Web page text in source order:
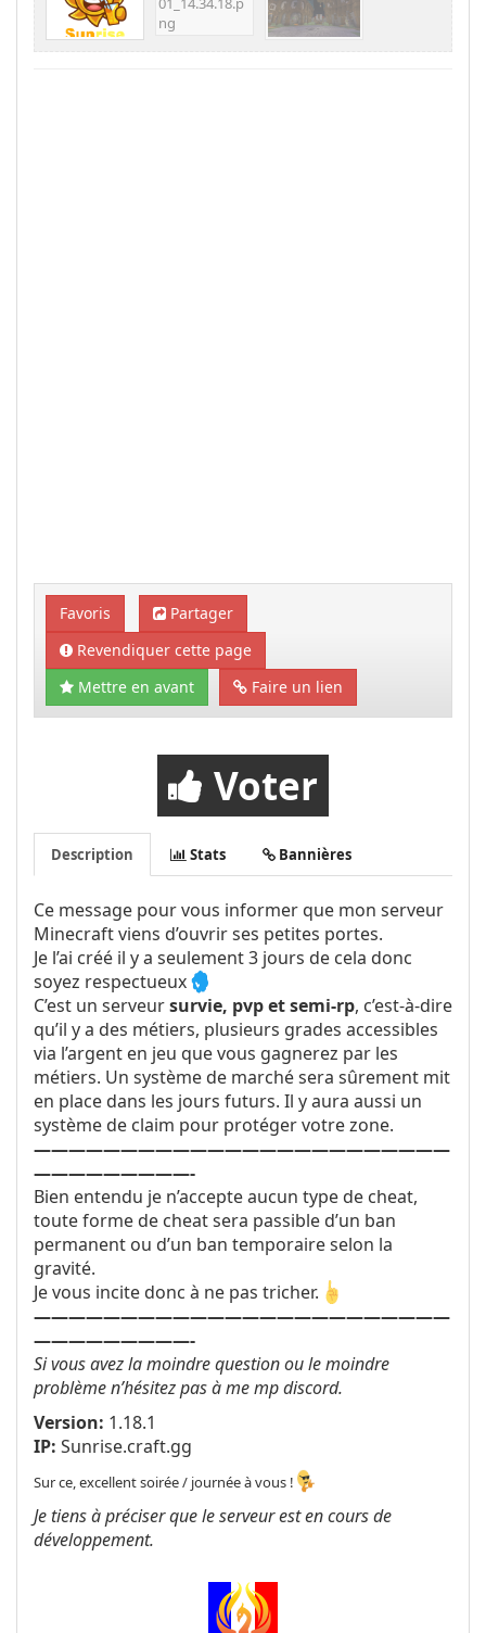
Favoris
Partager
Revendiquer cette page
Mettre en avant
Faire un lien
Voter
Description Stats Bannières
Ce message pour vous informer que mon serveur
Minecraft viens d’ouvrir ses petites portes.
Je l’ai créé il y a seulement 3 jours de cela donc
soyez respectueux
C’est un serveursurvie, pvp et semi-rp, c’est-à-dire
qu’il y a des métiers, plusieurs grades accessibles
via l’argent en jeu que vous gagnerez par les
métiers. Un système de marché sera sûrement mit
en place dans les jours futurs. Il y aura aussi un
système de claim pour protéger votre zone.
————————————————————————
—————————-
Bien entendu je n’accepte aucun type de cheat,
toute forme de cheat sera passible d’un ban
permanent ou d’un ban temporaire selon la
gravité.
Je vous incite donc à ne pas tricher.
————————————————————————
—————————-
Si vous avez la moindre question ou le moindre
problème n’hésitez pas à me mp discord.
Version: 1.18.1
IP: Sunrise.craft.gg
Sur ce, excellent soirée / journée à vous !
Je tiens à préciser que le serveur est en cours de
développement.